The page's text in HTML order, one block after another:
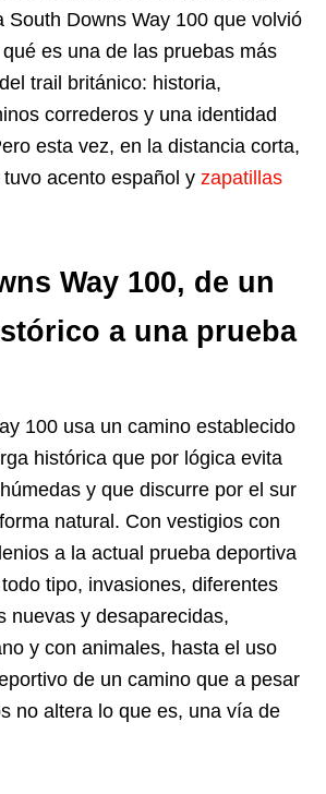
South Downs Way 100 que volvió
es una de las pruebas más
trail británico: historia,
correderos y una identidad
esta vez, en la distancia corta,
acento español y zapatillas
Way 100, de un
a una prueba
100 usa un camino establecido
histórica que por lógica evita
y que discurre por el sur
natural. Con vestigios con
a la actual prueba deportiva
tipo, invasiones, diferentes
nuevas y desaparecidas,
y con animales, hasta el uso
de un camino que a pesar
no altera lo que es, una vía de